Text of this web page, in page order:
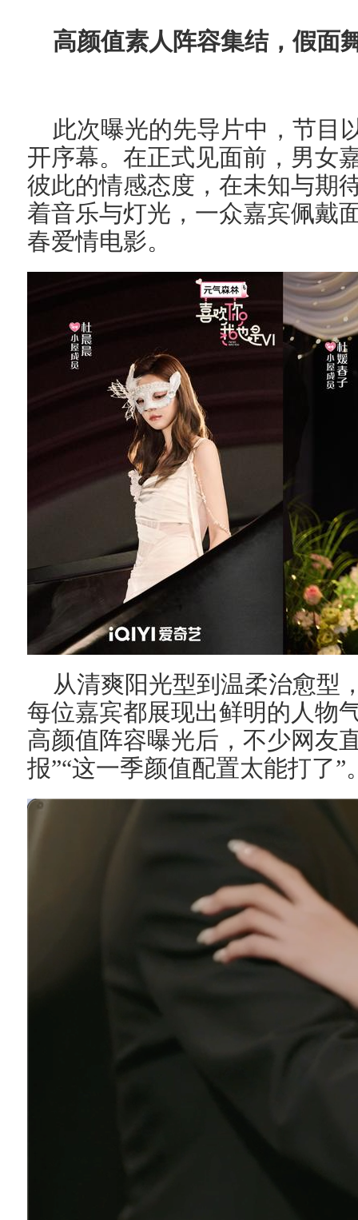
高颜值素人阵容集结，假面
此次曝光的先导片中，节目
开序幕。在正式见面前，男女
彼此的情感态度，在未知与期
着音乐与灯光，一众嘉宾佩戴
春爱情电影。
从清爽阳光型到温柔治愈型
每位嘉宾都展现出鲜明的人物
高颜值阵容曝光后，不少网友
报”“这一季颜值配置太能打了”